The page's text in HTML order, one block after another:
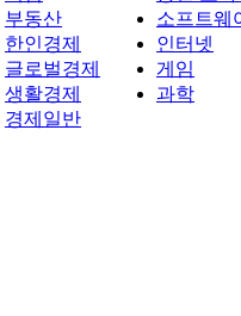
부동산
한인경제
글로벌경제
생활경제
경제일반
소프트웨
인터넷
게임
과학